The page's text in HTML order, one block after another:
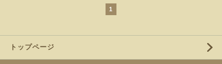
1
トップページ